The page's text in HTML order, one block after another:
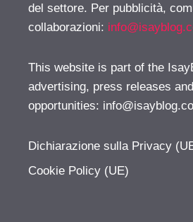
del settore. Per pubblicità,
collaborazioni:
This website is part of the
advertising, press releases
opportunities:
Dichiarazione sulla Privacy
Cookie Policy (UE)